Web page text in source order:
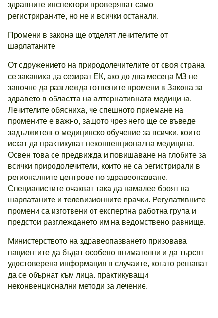
здравните инспектори проверяват само
регистрираните, но не и всички останали.
Промени в закона ще отделят лечителите от
шарлатаните
От сдружението на природолечителите от своя страна
се заканиха да сезират ЕК, ако до два месеца МЗ не
започне да разглежда готвените промени в Закона за
здравето в областта на алтернативната медицина.
Лечителите обясниха, че спешното приемане на
промените е важно, защото чрез него ще се въведе
задължително медицинско обучение за всички, които
искат да практикуват неконвенционална медицина.
Освен това се предвижда и повишаване на глобите за
всички природолечители, които не са регистрирали в
регионалните центрове по здравеопазване.
Специалистите очакват така да намалее броят на
шарлатаните и телевизионните врачки. Регулативните
промени са изготвени от експертна работна група и
предстои разглеждането им на ведомствено равнище.
Министерството на здравеопазването призовава
пациентите да бъдат особено внимателни и да търсят
удостоверена информация в случаите, когато решават
да се обърнат към лица, практикуващи
неконвенционални методи за лечение.